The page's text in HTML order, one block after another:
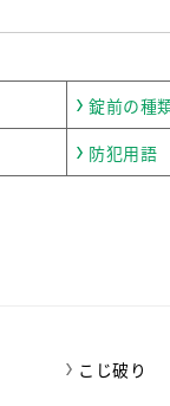
錠前の種
防犯用語
こじ破り